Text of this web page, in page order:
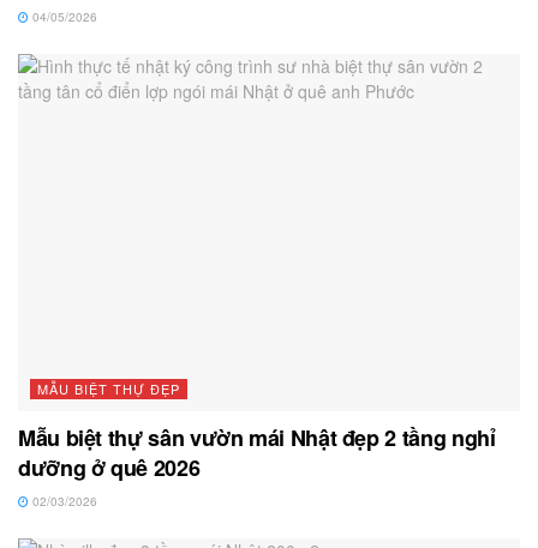
04/05/2026
MẪU BIỆT THỰ ĐẸP
Mẫu biệt thự sân vườn mái Nhật đẹp 2 tầng nghỉ
dưỡng ở quê 2026
02/03/2026